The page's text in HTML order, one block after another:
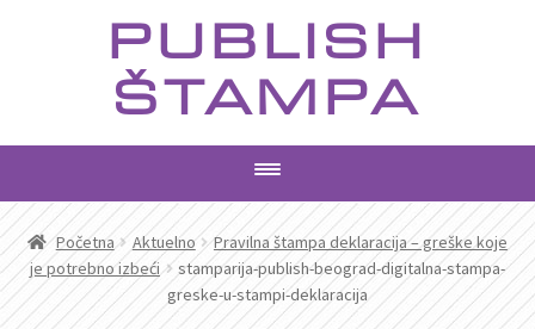
PUBLISH
ŠTAMPA
PROIZVODI
USLUGE
Početna Aktuelno
Pravilna štampa deklaracija – greške koje
je potrebno izbeći
stamparija-publish-beograd-digitalna-stampa-
greske-u-stampi-deklaracija